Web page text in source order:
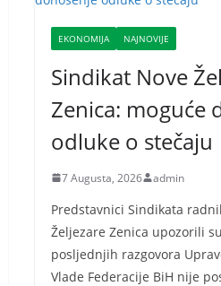
EKONOMIJA NAJNOVIJE
Sindikat Nove
Zenica: moguće
odluke o stečaju
7 Augusta, 2026 admin
Predstavnici Sindikata
Željezare Zenica upozorili
posljednjih razgovora
Vlade Federacije BiH nije